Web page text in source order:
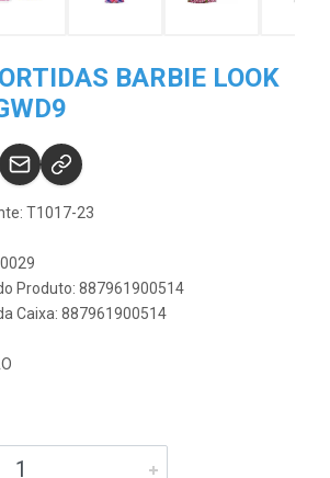
BARBIE LOOK
T1017-23
Produto: 887961900514
Caixa: 887961900514